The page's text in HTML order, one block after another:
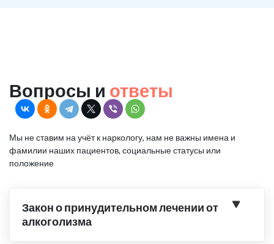
Вопросы и ответы
Мы не ставим на учёт к наркологу, нам не важны имена и
фамилии наших пациентов, социальные статусы или
положение
Закон о принудительном лечении от
алкоголизма